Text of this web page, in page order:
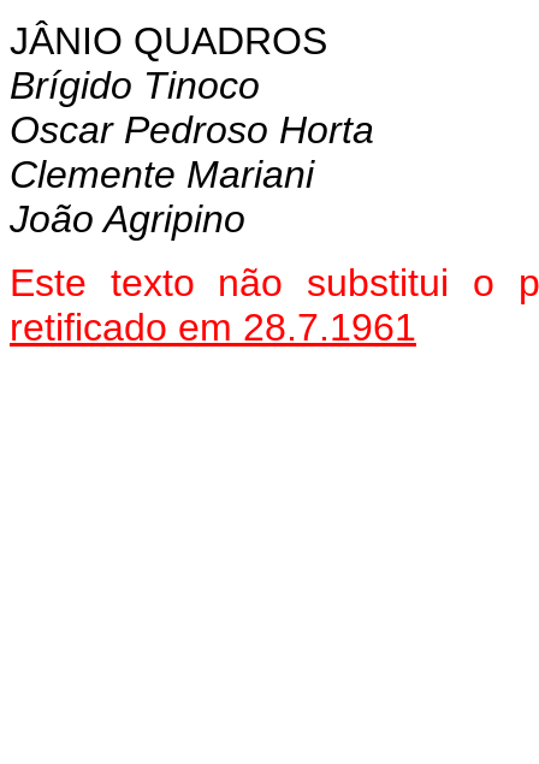
JÂNIO QUADROS
Brígido Tinoco
Oscar Pedroso Horta
Clemente Mariani
João Agripino
Este texto não substitui o
retificado em 28.7.1961